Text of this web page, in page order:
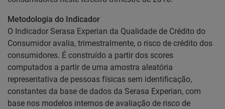
Metodologia do Indicador
O Indicador Serasa Experian da Qualidade de Crédito do
Consumidor avalia, trimestralmente, o risco de crédito dos
consumidores. É construído a partir dos scores
computados a partir de uma amostra aleatória
representativa de pessoas físicas sem identificação,
constantes da base de dados da Serasa Experian, com
base nos modelos internos de avaliação de risco de